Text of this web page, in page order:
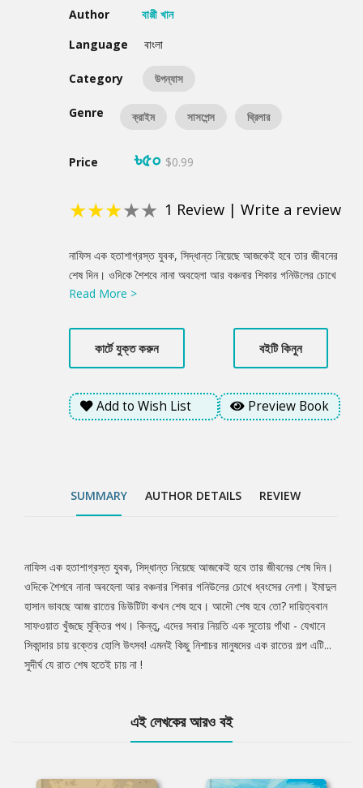
Author
বাপ্পী খান
Language
বাংলা
Category উপন্যাস
Genre ক্রাইম সাসপেন্স থ্রিলার
Price ৳৫০ $0.99
★★★★★ 1 Review | Write a review
Product
Summery
নাফিস এক হতাশাগ্রস্ত যুবক, সিদ্ধান্ত নিয়েছে আজকেই হবে তার জীবনের
শেষ দিন। ওদিকে শৈশবে নানা অবহেলা আর বঞ্চনার শিকার গনিউলের চোখে
ধ্বংসের নেশা। ইমাদুল হাসান ভাবছে আজ রাতের ডিউটিটা কখন শেষ হবে।
সবার নিয়তি এক সুতোয় গাঁথা - যেখানে সিকান্দার চায় রক্তের হোলি উৎসব!
এমনই কিছু নিশাচর মানুষদের এক রাতের গল্প এটি... সুদীর্ঘ যে রাত শেষ হতেই
চায় না !
Read More >
কার্টে যুক্ত করুন বইটি কিনুন
Add to Wish List Preview Book
SUMMARY AUTHOR DETAILS REVIEW
Tab
Article
নাফিস এক হতাশাগ্রস্ত যুবক, সিদ্ধান্ত নিয়েছে আজকেই হবে তার জীবনের শেষ দিন।
ওদিকে শৈশবে নানা অবহেলা আর বঞ্চনার শিকার গনিউলের চোখে ধ্বংসের নেশা। ইমাদুল
হাসান ভাবছে আজ রাতের ডিউটিটা কখন শেষ হবে। আদৌ শেষ হবে তো? দায়িত্ববান
সাফওয়াত খুঁজছে মুক্তির পথ। কিন্তু, এদের সবার নিয়তি এক সুতোয় গাঁথা - যেখানে
সিকান্দার চায় রক্তের হোলি উৎসব! এমনই কিছু নিশাচর মানুষদের এক রাতের গল্প এটি...
সুদীর্ঘ যে রাত শেষ হতেই চায় না !
এই লেখকের আরও বই